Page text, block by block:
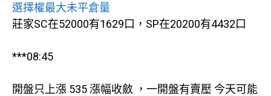
選擇權最大未平倉量
莊家SC在52000有1629口，SP在20200有4432口
***08:45
開盤只上漲 535 漲幅收斂 ，一開盤有賣壓 今天可能